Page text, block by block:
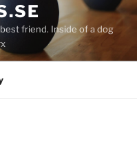
friend. Inside of a dog